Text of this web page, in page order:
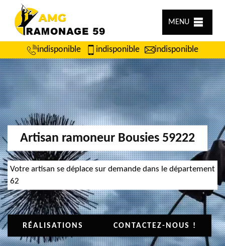
MENU
indisponible indisponible indisponible
Artisan ramoneur Bousies 59222
Votre artisan se déplace sur demande dans le département
62
RÉALISATIONS CONTACTEZ-NOUS !